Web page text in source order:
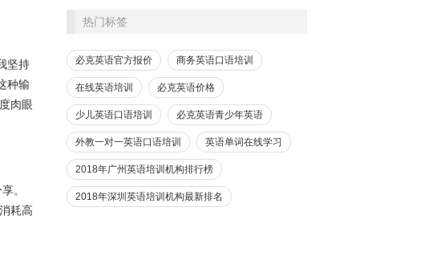
坚持
种输
肉眼
。
耗高
热门标签
必克英语官方报价 商务英语口语培训
在线英语培训 必克英语价格
少儿英语口语培训 必克英语青少年英语
外教一对一英语口语培训 英语单词在线学习
2018年广州英语培训机构排行榜
2018年深圳英语培训机构最新排名